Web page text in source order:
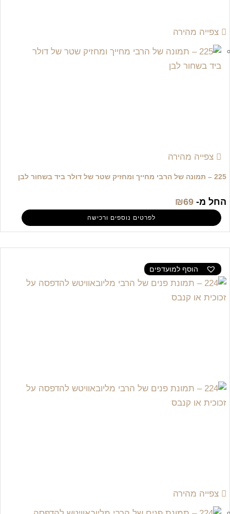
צפייה מהירה
צפייה מהירה
225 – תמונה של הרבי מחייך ומחזיק שטר של דולר ביד בשחור לבן
החל מ- ₪69
לפרטים נוספים ורכישה
הוסף למועדפים
צפייה מהירה